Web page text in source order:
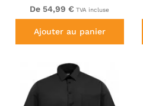
Anti-Taches Sans
Repassage Bleu Ciel
De 54,99 € TVA incluse
Ajouter au panier